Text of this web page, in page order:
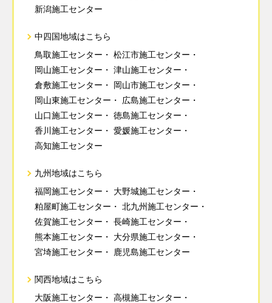
新潟施工センター
中四国地域はこちら
鳥取施工センター
松江市施工センター
岡山施工センター
津山施工センター
倉敷施工センター
岡山市施工センター
岡山東施工センター
広島施工センター
山口施工センター
徳島施工センター
香川施工センター
愛媛施工センター
高知施工センター
九州地域はこちら
福岡施工センター
大野城施工センター
粕屋町施工センター
北九州施工センター
佐賀施工センター
長崎施工センター
熊本施工センター
大分県施工センター
宮埼施工センター
鹿児島施工センター
関西地域はこちら
大阪施工センター
高槻施工センター